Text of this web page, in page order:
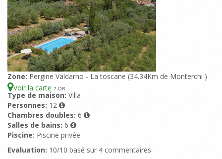
Zone: Pergine Valdarno - La toscane (34.34Km de Monterchi )
Voir la carte 7-OR
Type de maison: Villa
Personnes: 12
Chambres doubles: 6
Salles de bains: 6
Piscine: Piscine privée
Evaluation: 10/10 basé sur 4 commentaires